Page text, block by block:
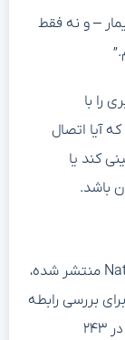
– و نه فقط
را با
آیا اتصال
کند یا
باشد.
این مطالعه که در مجله Nature Mental Health منتشر شده،
بررسی رابطه
بین محور جدید درون‌ریختاری و سلامت روان در ۲۴۳